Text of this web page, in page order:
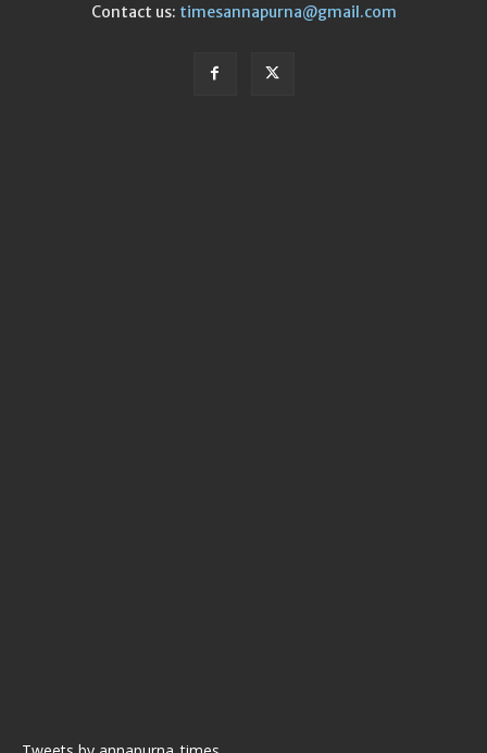
Contact us: timesannapurna@gmail.com